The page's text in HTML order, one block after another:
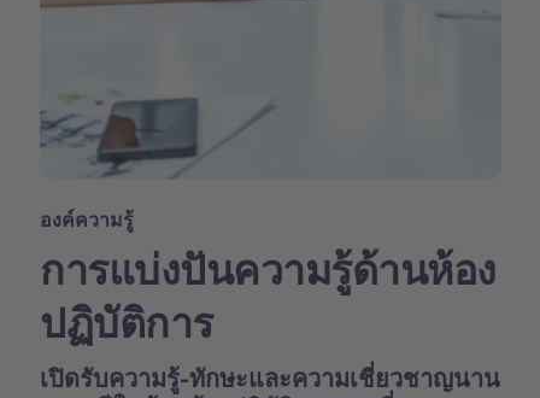
องค์ความรู้
การแบ่งปันความรู้ด้านห้อง
ปฏิบัติการ
เปิดรับความรู้-ทักษะและความเชี่ยวชาญนาน